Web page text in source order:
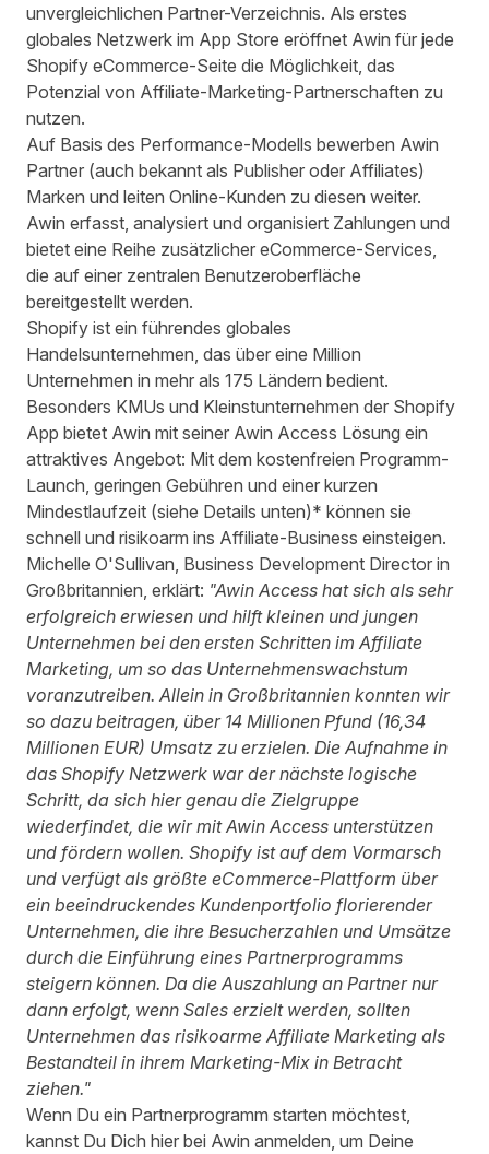
unvergleichlichen Partner-Verzeichnis. Als erstes
globales Netzwerk im App Store eröffnet Awin für jede
Shopify eCommerce-Seite die Möglichkeit, das
Potenzial von Affiliate-Marketing-Partnerschaften zu
nutzen.
Auf Basis des Performance-Modells bewerben Awin
Partner (auch bekannt als Publisher oder Affiliates)
Marken und leiten Online-Kunden zu diesen weiter.
Awin erfasst, analysiert und organisiert Zahlungen und
bietet eine Reihe zusätzlicher eCommerce-Services,
die auf einer zentralen Benutzeroberfläche
bereitgestellt werden.
Shopify ist ein führendes globales
Handelsunternehmen, das über eine Million
Unternehmen in mehr als 175 Ländern bedient.
Besonders KMUs und Kleinstunternehmen der Shopify
App bietet Awin mit seiner Awin Access Lösung ein
attraktives Angebot: Mit dem kostenfreien Programm-
Launch, geringen Gebühren und einer kurzen
Mindestlaufzeit (siehe Details unten)* können sie
schnell und risikoarm ins Affiliate-Business einsteigen.
Michelle O'Sullivan, Business Development Director in
Großbritannien, erklärt: "Awin Access hat sich als sehr
erfolgreich erwiesen und hilft kleinen und jungen
Unternehmen bei den ersten Schritten im Affiliate
Marketing, um so das Unternehmenswachstum
voranzutreiben. Allein in Großbritannien konnten wir
so dazu beitragen, über 14 Millionen Pfund (16,34
Millionen EUR) Umsatz zu erzielen. Die Aufnahme in
das Shopify Netzwerk war der nächste logische
Schritt, da sich hier genau die Zielgruppe
wiederfindet, die wir mit Awin Access unterstützen
und fördern wollen. Shopify ist auf dem Vormarsch
und verfügt als größte eCommerce-Plattform über
ein beeindruckendes Kundenportfolio florierender
Unternehmen, die ihre Besucherzahlen und Umsätze
durch die Einführung eines Partnerprogramms
steigern können. Da die Auszahlung an Partner nur
dann erfolgt, wenn Sales erzielt werden, sollten
Unternehmen das risikoarme Affiliate Marketing als
Bestandteil in ihrem Marketing-Mix in Betracht
ziehen."
Wenn Du ein Partnerprogramm starten möchtest,
kannst Du Dich hier bei Awin anmelden, um Deine